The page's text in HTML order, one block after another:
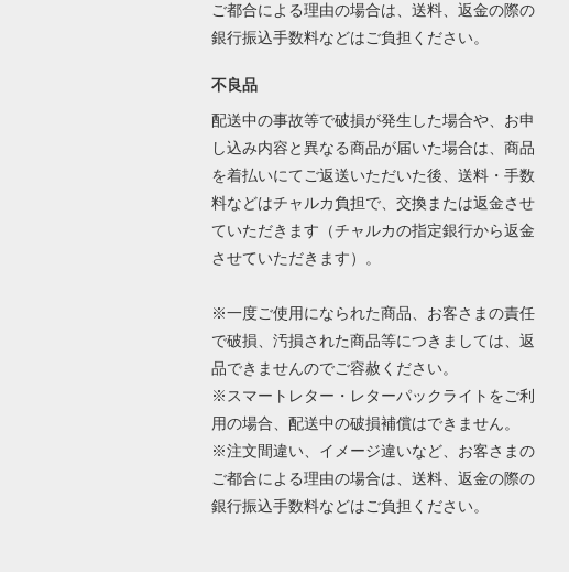
ご都合による理由の場合は、送料、返金の際の
銀行振込手数料などはご負担ください。
不良品
配送中の事故等で破損が発生した場合や、お申
し込み内容と異なる商品が届いた場合は、商品
を着払いにてご返送いただいた後、送料・手数
料などはチャルカ負担で、交換または返金させ
ていただきます（チャルカの指定銀行から返金
させていただきます）。
※一度ご使用になられた商品、お客さまの責任
で破損、汚損された商品等につきましては、返
品できませんのでご容赦ください。
※スマートレター・レターパックライトをご利
用の場合、配送中の破損補償はできません。
※注文間違い、イメージ違いなど、お客さまの
ご都合による理由の場合は、送料、返金の際の
銀行振込手数料などはご負担ください。